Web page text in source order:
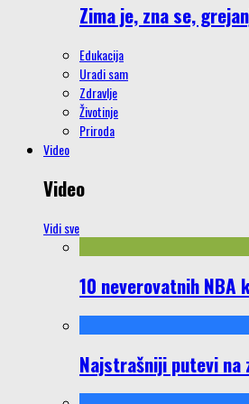
Zima je, zna se,
Edukacija
Uradi sam
Zdravlje
Životinje
Priroda
Video
Video
Vidi sve
10 neverovatnih NBA
Najstrašniji putevi na